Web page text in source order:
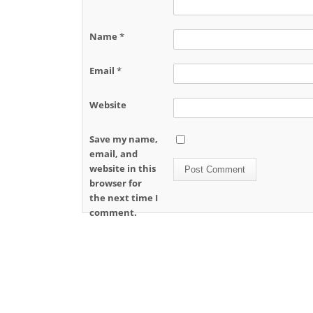
Name *
Email *
Website
Save my name,
email, and
website in this
browser for
the next time I
comment.